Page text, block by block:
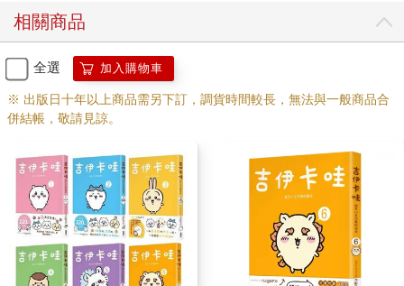
相關商品
全選 加入購物車
※ 出版日十年以上商品需另下訂，調貨時間較長，無法與一般商品合
併結帳，敬請見諒。